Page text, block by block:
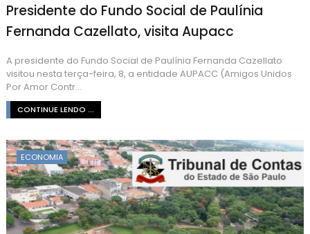
Presidente do Fundo Social de Paulínia
Fernanda Cazellato, visita Aupacc
A presidente do Fundo Social de Paulínia Fernanda Cazellato
visitou nesta terça-feira, 8, a entidade AUPACC (Amigos Unidos
Por Amor Contr...
CONTINUE LENDO ...
ECONOMIA